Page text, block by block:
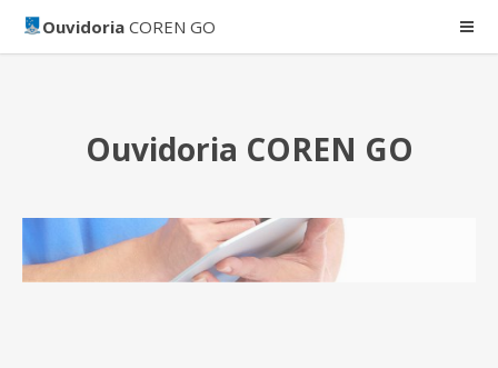
Ouvidoria COREN GO
Ouvidoria COREN GO